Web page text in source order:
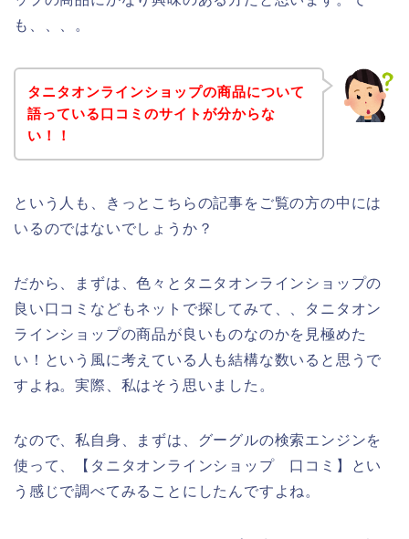
も、、、。
タニタオンラインショップの商品について
語っている口コミのサイトが分からな
い！！
という人も、きっとこちらの記事をご覧の方の中には
いるのではないでしょうか？
だから、まずは、色々とタニタオンラインショップの
良い口コミなどもネットで探してみて、、タニタオン
ラインショップの商品が良いものなのかを見極めた
い！という風に考えている人も結構な数いると思うで
すよね。実際、私はそう思いました。
なので、私自身、まずは、グーグルの検索エンジンを
使って、【タニタオンラインショップ 口コミ】とい
う感じで調べてみることにしたんですよね。